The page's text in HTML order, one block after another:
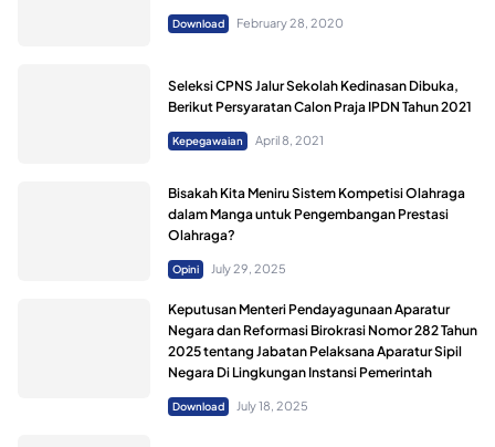
Download February 28, 2020
Seleksi CPNS Jalur Sekolah Kedinasan Dibuka,
Berikut Persyaratan Calon Praja IPDN Tahun 2021
Kepegawaian April 8, 2021
Bisakah Kita Meniru Sistem Kompetisi Olahraga
dalam Manga untuk Pengembangan Prestasi
Olahraga?
Opini July 29, 2025
Keputusan Menteri Pendayagunaan Aparatur
Negara dan Reformasi Birokrasi Nomor 282 Tahun
2025 tentang Jabatan Pelaksana Aparatur Sipil
Negara Di Lingkungan Instansi Pemerintah
Download July 18, 2025